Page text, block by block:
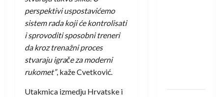
perspektivi uspostavićemo
sistem rada koji će kontrolisati
i sprovoditi sposobni treneri
da kroz trenažni proces
stvaraju igrače za moderni
rukomet”, kaže Cvetković.
Utakmica izmedju Hrvatske i